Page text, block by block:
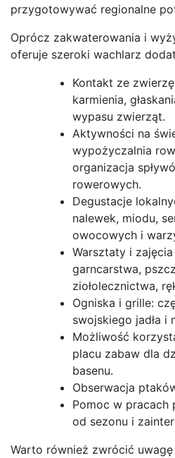
przygotowywać regionalne
Oprócz zakwaterowania i
oferuje szeroki wachlarz
Kontakt ze
karmienia,
wypasu zwierząt.
Aktywności na
wypożyczalnia
organizacja
rowerowych.
Degustacje
nalewek, miodu,
owocowych i
Warsztaty i
garncarstwa,
ziołolecznictwa,
Ogniska i grille:
swojskiego jadła i
Możliwość
placu zabaw dla
basenu.
Obserwacja
Pomoc w pracach
od sezonu i
Warto również zwrócić